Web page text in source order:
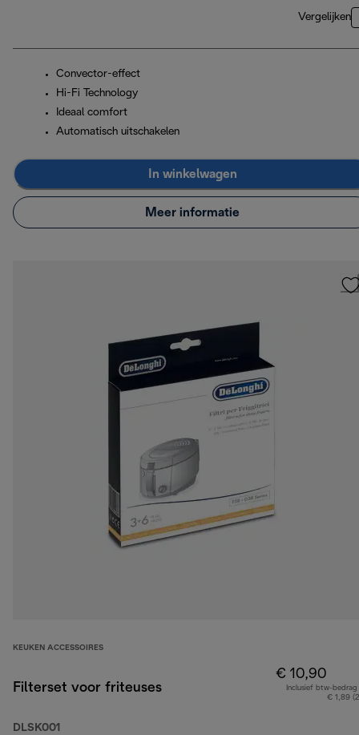
Vergelijken
Convector-effect
Hi-Fi Technology
Ideaal comfort
Automatisch uitschakelen
In winkelwagen
Meer informatie
KEUKEN ACCESSOIRES
Filterset voor friteuses
DLSK001
€ 10,90
Inclusief btw-bedrag
€ 1,89